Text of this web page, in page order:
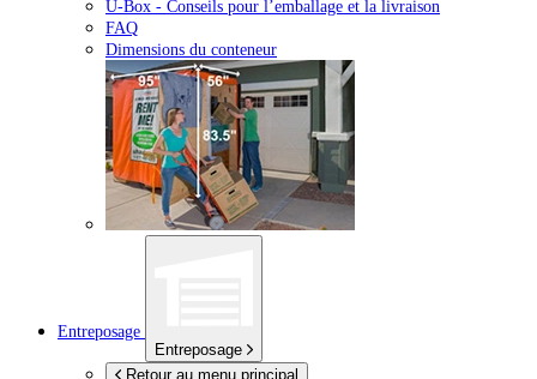
U-Box - Conseils pour l’emballage et la livraison
FAQ
Dimensions du conteneur
Entreposage
Entreposage
Retour au menu principal